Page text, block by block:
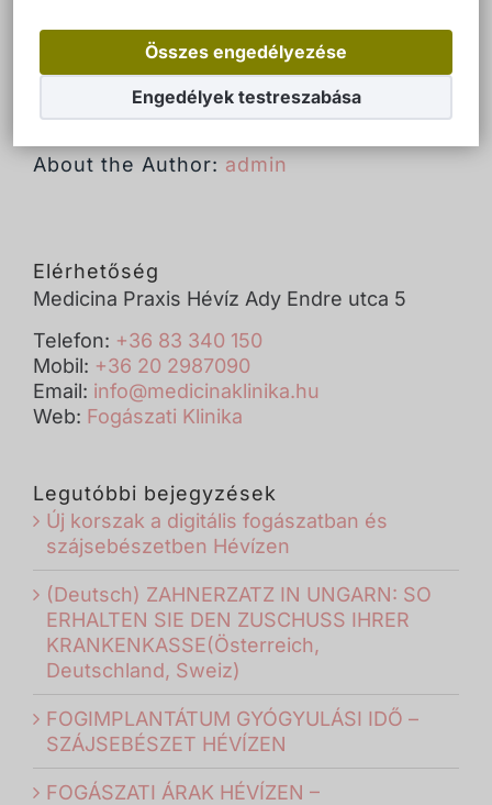
Összes engedélyezése
Engedélyek testreszabása
FacebookEmail:
About the Author: admin
Elérhetőség
Medicina Praxis Hévíz Ady Endre utca 5
Telefon: +36 83 340 150
Mobil: +36 20 2987090
Email: info@medicinaklinika.hu
Web: Fogászati Klinika
Legutóbbi bejegyzések
Új korszak a digitális fogászatban és
szájsebészetben Hévízen
(Deutsch) ZAHNERZATZ IN UNGARN: SO
ERHALTEN SIE DEN ZUSCHUSS IHRER
KRANKENKASSE(Österreich,
Deutschland, Sweiz)
FOGIMPLANTÁTUM GYÓGYULÁSI IDŐ –
SZÁJSEBÉSZET HÉVÍZEN
FOGÁSZATI ÁRAK HÉVÍZEN –